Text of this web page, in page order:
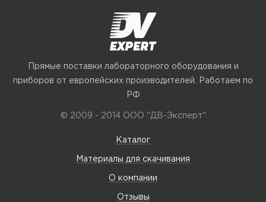
Прямые поставки лабораторного оборудования и
приборов от европейских производителей. Работаем по
РФ
© 2009 - 2014 ООО "ДВ-Эксперт"
Каталог
Материалы для скачивания
О компании
Отзывы